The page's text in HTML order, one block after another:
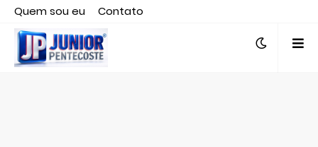
Quem sou eu
Contato
Editor responsável, jornalista Clovis Almeida.